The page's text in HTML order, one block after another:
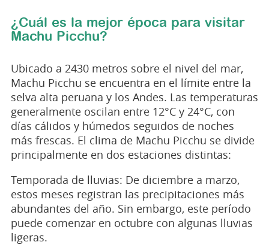
¿Cuál es la mejor época para visitar
Machu Picchu?
Ubicado a 2430 metros sobre el nivel del mar,
Machu Picchu se encuentra en el límite entre la
selva alta peruana y los Andes. Las temperaturas
generalmente oscilan entre 12°C y 24°C, con
días cálidos y húmedos seguidos de noches
más frescas. El clima de Machu Picchu se divide
principalmente en dos estaciones distintas:
Temporada de lluvias: De diciembre a marzo,
estos meses registran las precipitaciones más
abundantes del año. Sin embargo, este período
puede comenzar en octubre con algunas lluvias
ligeras.